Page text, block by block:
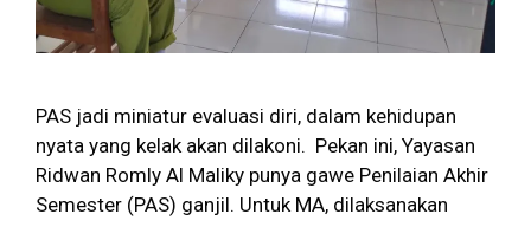
PAS jadi miniatur evaluasi diri, dalam kehidupan
nyata yang kelak akan dilakoni. Pekan ini, Yayasan
Ridwan Romly Al Maliky punya gawe Penilaian Akhir
Semester (PAS) ganjil. Untuk MA, dilaksanakan